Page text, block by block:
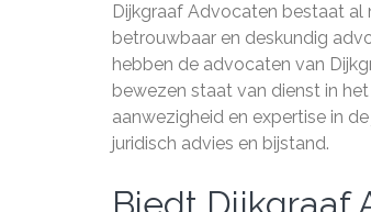
Dijkgraaf Advocaten bestaat al
betrouwbaar en deskundig
hebben de advocaten van
bewezen staat van dienst in
aanwezigheid en expertise in
juridisch advies en bijstand.
Biedt Dijkgraaf